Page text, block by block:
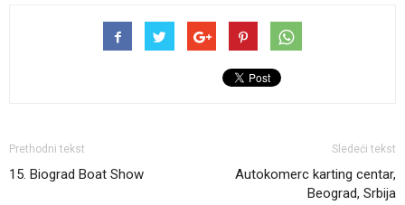
Prethodni tekst
15. Biograd Boat Show
Sledeći tekst
Autokomerc karting centar,
Beograd, Srbija